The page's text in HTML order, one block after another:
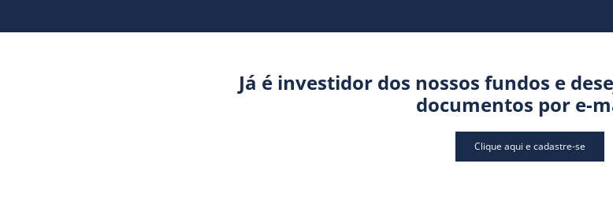
Já é investidor dos nossos fundos e
documentos por e-
Clique aqui e cadastre-se